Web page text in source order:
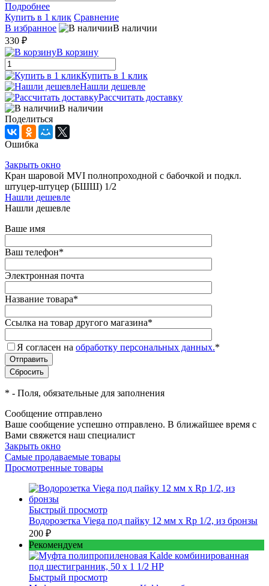
Подробнее
Купить в 1 клик Сравнение
В избранное
В наличии
330 ₽
В корзину
Купить в 1 клик
Нашли дешевле
Рассчитать доставку
В наличии
Поделиться
Ошибка
Закрыть окно
Кран шаровой MVI полнопроходной с бабочкой и подкл.
штуцер-штуцер (БШШ) 1/2
Нашли дешевле
Нашли дешевле
Ваше имя
Ваш телефон*
Электронная почта
Название товара*
Ссылка на товар другого магазина*
Я согласен на обработку персональных данных.*
* - Поля, обязательные для заполнения
Сообщение отправлено
Ваше сообщение успешно отправлено. В ближайшее время с
Вами свяжется наш специалист
Закрыть окно
Самые продаваемые товары
Просмотренные товары
Быстрый просмотр
Водорозетка Viega под пайку 12 мм х Rp 1/2, из бронзы
200 ₽
Рекомендуем
Быстрый просмотр